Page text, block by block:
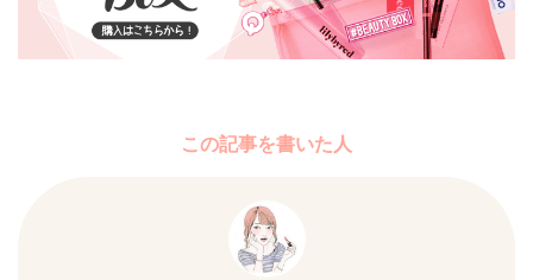
この記事を書いた人